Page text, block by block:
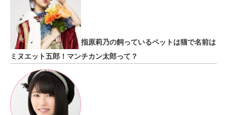
指原莉乃の飼っているペットは猫で名前は
ミヌエット五郎！マンチカン太郎って？